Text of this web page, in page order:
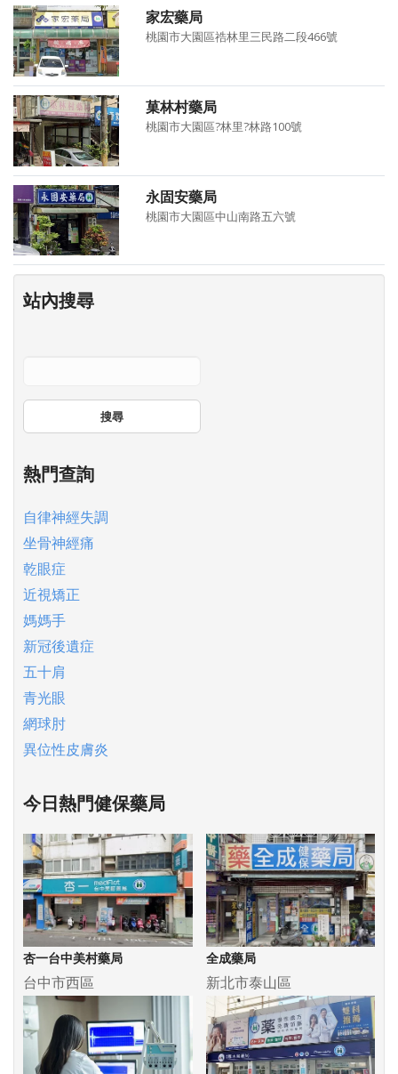
家宏藥局
桃園市大園區祰林里三民路二段466號
菓林村藥局
桃園市大園區?林里?林路100號
永固安藥局
桃園市大園區中山南路五六號
站內搜尋
搜尋
熱門查詢
自律神經失調
坐骨神經痛
乾眼症
近視矯正
媽媽手
新冠後遺症
五十肩
青光眼
網球肘
異位性皮膚炎
今日熱門健保藥局
杏一台中美村藥局
台中市西區
全成藥局
新北市泰山區